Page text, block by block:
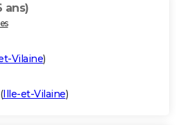
ans)
Vilaine)
(Ille-et-Vilaine)